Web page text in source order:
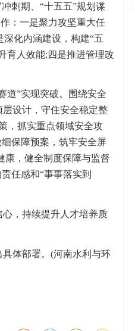
刺期、“十五五”规划谋
：一是聚力攻坚重大任
化内涵建设，构建“五
育人效能;四是推进管理改
道”实现突破。围绕安全
设计，守住安全稳定整
，抓实重点领域安全攻
保障预案，筑牢安全屏
康，健全制度保障与监督
任感和“事事落实到
，持续提升人才培养质
体部署。(河南水利与环